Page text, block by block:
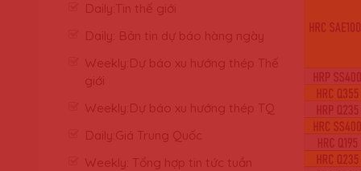
Daily:Tin thế giới
Daily: Bản tin dự báo hàng ngày
Weekly:Dự báo xu hướng thép Thế
giới
Weekly:Dự báo xu hướng thép TQ
Daily:Giá Trung Quốc
Weekly: Tổng hợp tin tức tuần